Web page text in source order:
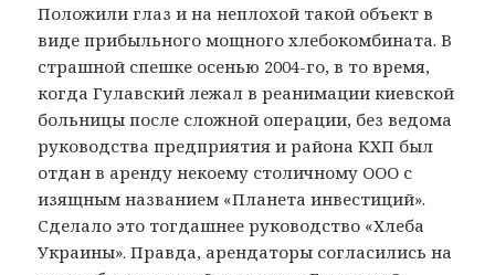
Положили глаз и на неплохой такой объект в
виде прибыльного мощного хлебокомбината. В
страшной спешке осенью 2004-го, в то время,
когда Гулавский лежал в реанимации киевской
больницы после сложной операции, без ведома
руководства предприятия и района КХП был
отдан в аренду некоему столичному ООО с
изящным названием «Планета инвестиций».
Сделало это тогдашнее руководство «Хлеба
Украины». Правда, арендаторы согласились на